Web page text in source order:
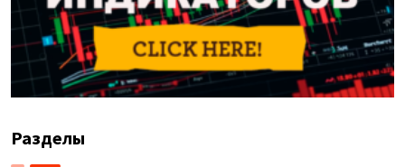
Разделы